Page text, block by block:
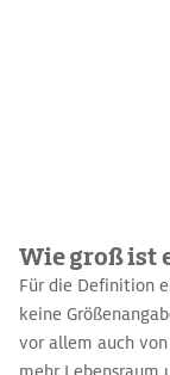
Wie groß ist
Für die Definition
keine
vor allem auch